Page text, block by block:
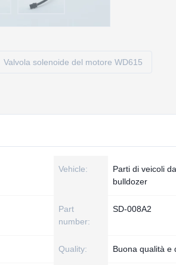
Valvola solenoide del motore WD615
Vehicle:
Parti di veicoli
bulldozer
Part
number:
SD-008A2
Quality: Buona qualità e